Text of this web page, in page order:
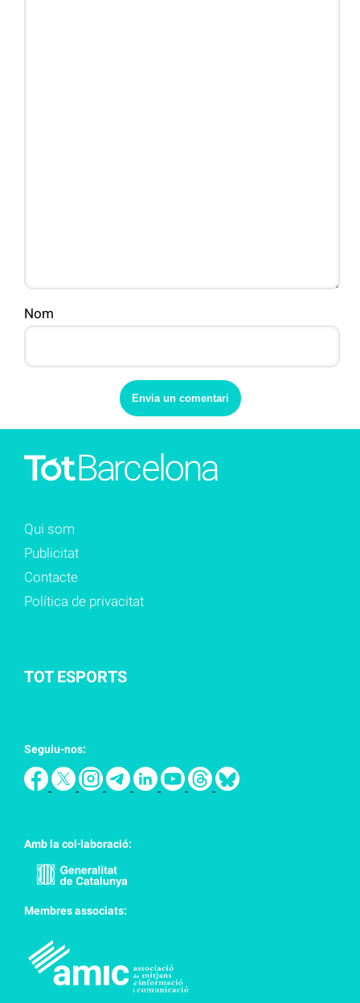
Nom
Qui som
Publicitat
Contacte
Política de privacitat
TOT ESPORTS
Seguiu-nos:
Amb la col·laboració:
Membres associats: